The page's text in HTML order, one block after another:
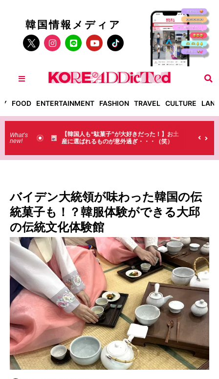
韓国情報メディア
FOOD ENTERTAINMENT FASHION TRAVEL CULTURE
What’s
new!
！】お土
（笑）
【そんなものまで買っていくの？】日本のド
ラストで韓国人が買うものがちょっと…
バイデン大統領が味わった韓国の伝
統菓子も！？韓服体験ができる大邱
の伝統文化体験館